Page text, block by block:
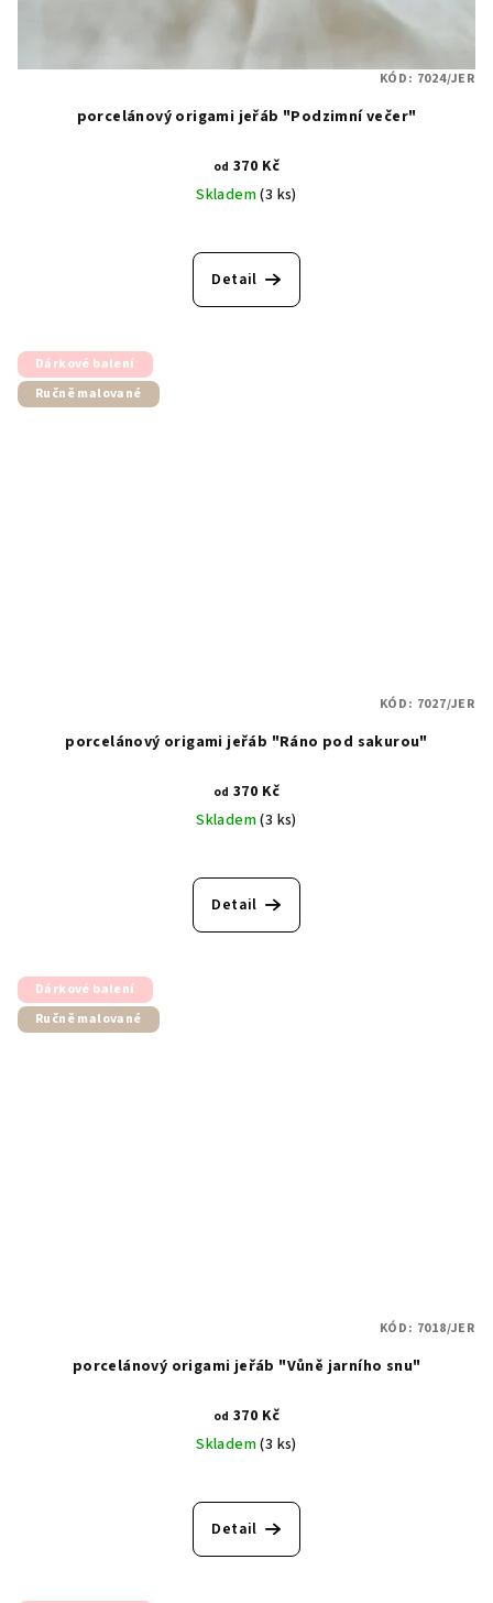
porcelánový origami jeřáb "Podzimní večer"
od 370 Kč
Skladem(3 ks)
Detail
KÓD: 7024/JER
Dárkové balení
Ručně malované
porcelánový origami jeřáb "Ráno pod sakurou"
od 370 Kč
Skladem(3 ks)
Detail
KÓD: 7027/JER
Dárkové balení
Ručně malované
porcelánový origami jeřáb "Vůně jarního snu"
od 370 Kč
Skladem(3 ks)
Detail
KÓD: 7018/JER